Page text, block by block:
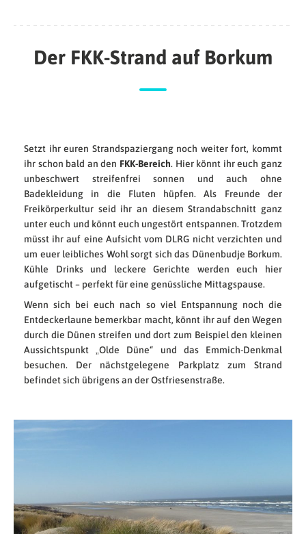
Der FKK-Strand auf Borkum
Setzt ihr euren Strandspaziergang noch weiter fort, kommt
ihr schon bald an den FKK-Bereich. Hier könnt ihr euch ganz
unbeschwert streifenfrei sonnen und auch ohne
Badekleidung in die Fluten hüpfen. Als Freunde der
Freikörperkultur seid ihr an diesem Strandabschnitt ganz
unter euch und könnt euch ungestört entspannen. Trotzdem
müsst ihr auf eine Aufsicht vom DLRG nicht verzichten und
um euer leibliches Wohl sorgt sich das Dünenbudje Borkum.
Kühle Drinks und leckere Gerichte werden euch hier
aufgetischt – perfekt für eine genüssliche Mittagspause.
Wenn sich bei euch nach so viel Entspannung noch die
Entdeckerlaune bemerkbar macht, könnt ihr auf den Wegen
durch die Dünen streifen und dort zum Beispiel den kleinen
Aussichtspunkt „Olde Düne“ und das Emmich-Denkmal
besuchen. Der nächstgelegene Parkplatz zum Strand
befindet sich übrigens an der Ostfriesenstraße.